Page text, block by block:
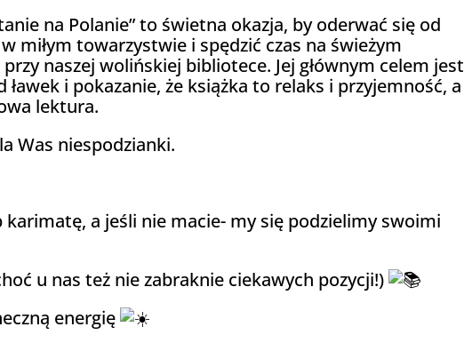
na Polanie” to świetna okazja, by oderwać się od
miłym towarzystwie i spędzić czas na świeżym
naszej wolińskiej bibliotece. Jej głównym celem jest
ławek i pokazanie, że książka to relaks i przyjemność, a
lektura.
Was niespodzianki.
karimatę, a jeśli nie macie- my się podzielimy swoimi
u nas też nie zabraknie ciekawych pozycji!)
energię